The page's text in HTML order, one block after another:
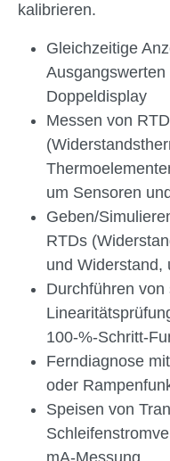
kalibrieren.
Gleichzeitige
Doppeldisplay
Messen von
um Sensoren
Geben/
RTDs
und Widerstand,
Durchführen von
100-%-Schritt-
Ferndiagnose
oder
Speisen von
mA-Messung